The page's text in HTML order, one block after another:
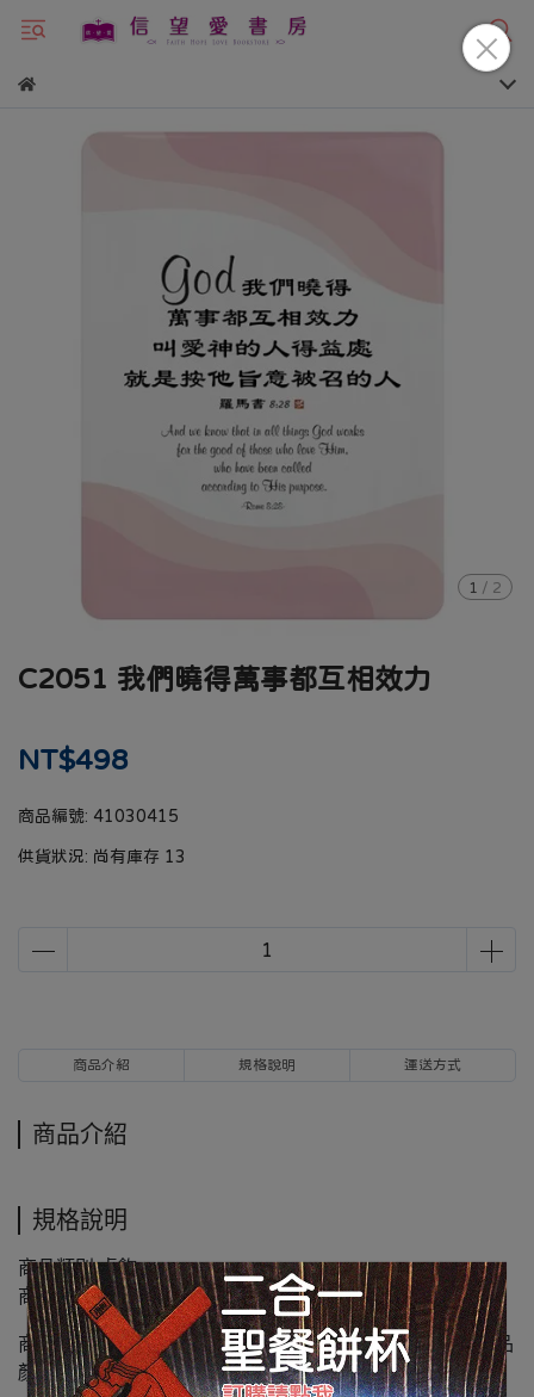
1 / 2
C2051 我們曉得萬事都互相效力
NT$498
商品編號: 41030415
供貨狀況: 尚有庫存 13
商品介紹 規格說明 運送方式
商品介紹
規格說明
商品類別:桌飾
商品尺寸:長20*寬15*厚1.2 cm
商品圖檔顏色因電腦螢幕設定差異會略有不同，以實際商品
顏色為準，請見諒